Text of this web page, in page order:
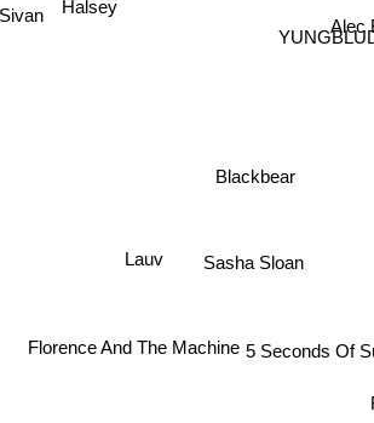
Halsey
Florence And The Machine
Blackbear
5 Seconds Of
Lauv Sasha Sloan